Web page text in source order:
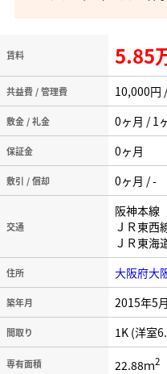
賃料 5.85
共益費 / 管理費 10,000円 /
敷金 / 礼金 0ヶ月 / 1
保証金 0ヶ月
敷引 / 償却 0ヶ月 / -
交通
阪神本線
ＪＲ東西
ＪＲ東海
住所 大阪府大
築年月 2015年5月
間取り 1K (洋室
専有面積 22.88ｍ2